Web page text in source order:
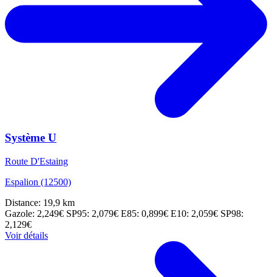
Système U
Route D'Estaing
Espalion (12500)
Distance: 19,9 km
Gazole: 2,249€ SP95: 2,079€ E85: 0,899€ E10: 2,059€ SP98:
2,129€
Voir détails